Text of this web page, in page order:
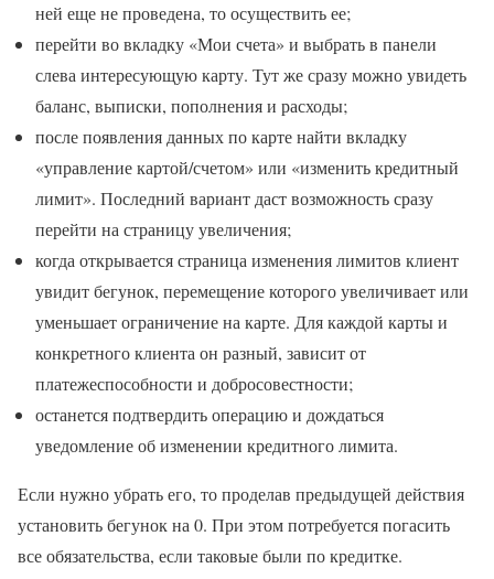
ней еще не проведена, то осуществить ее;
перейти во вкладку «Мои счета» и выбрать в панели
слева интересующую карту. Тут же сразу можно увидеть
баланс, выписки, пополнения и расходы;
после появления данных по карте найти вкладку
«управление картой/счетом» или «изменить кредитный
лимит». Последний вариант даст возможность сразу
перейти на страницу увеличения;
когда открывается страница изменения лимитов клиент
увидит бегунок, перемещение которого увеличивает или
уменьшает ограничение на карте. Для каждой карты и
конкретного клиента он разный, зависит от
платежеспособности и добросовестности;
останется подтвердить операцию и дождаться
уведомление об изменении кредитного лимита.
Если нужно убрать его, то проделав предыдущей действия
установить бегунок на 0. При этом потребуется погасить
все обязательства, если таковые были по кредитке.